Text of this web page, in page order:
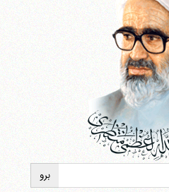
منتظری
آیت‌الله منتظری
شهید محمّد منتظری، كوچه
37740015-